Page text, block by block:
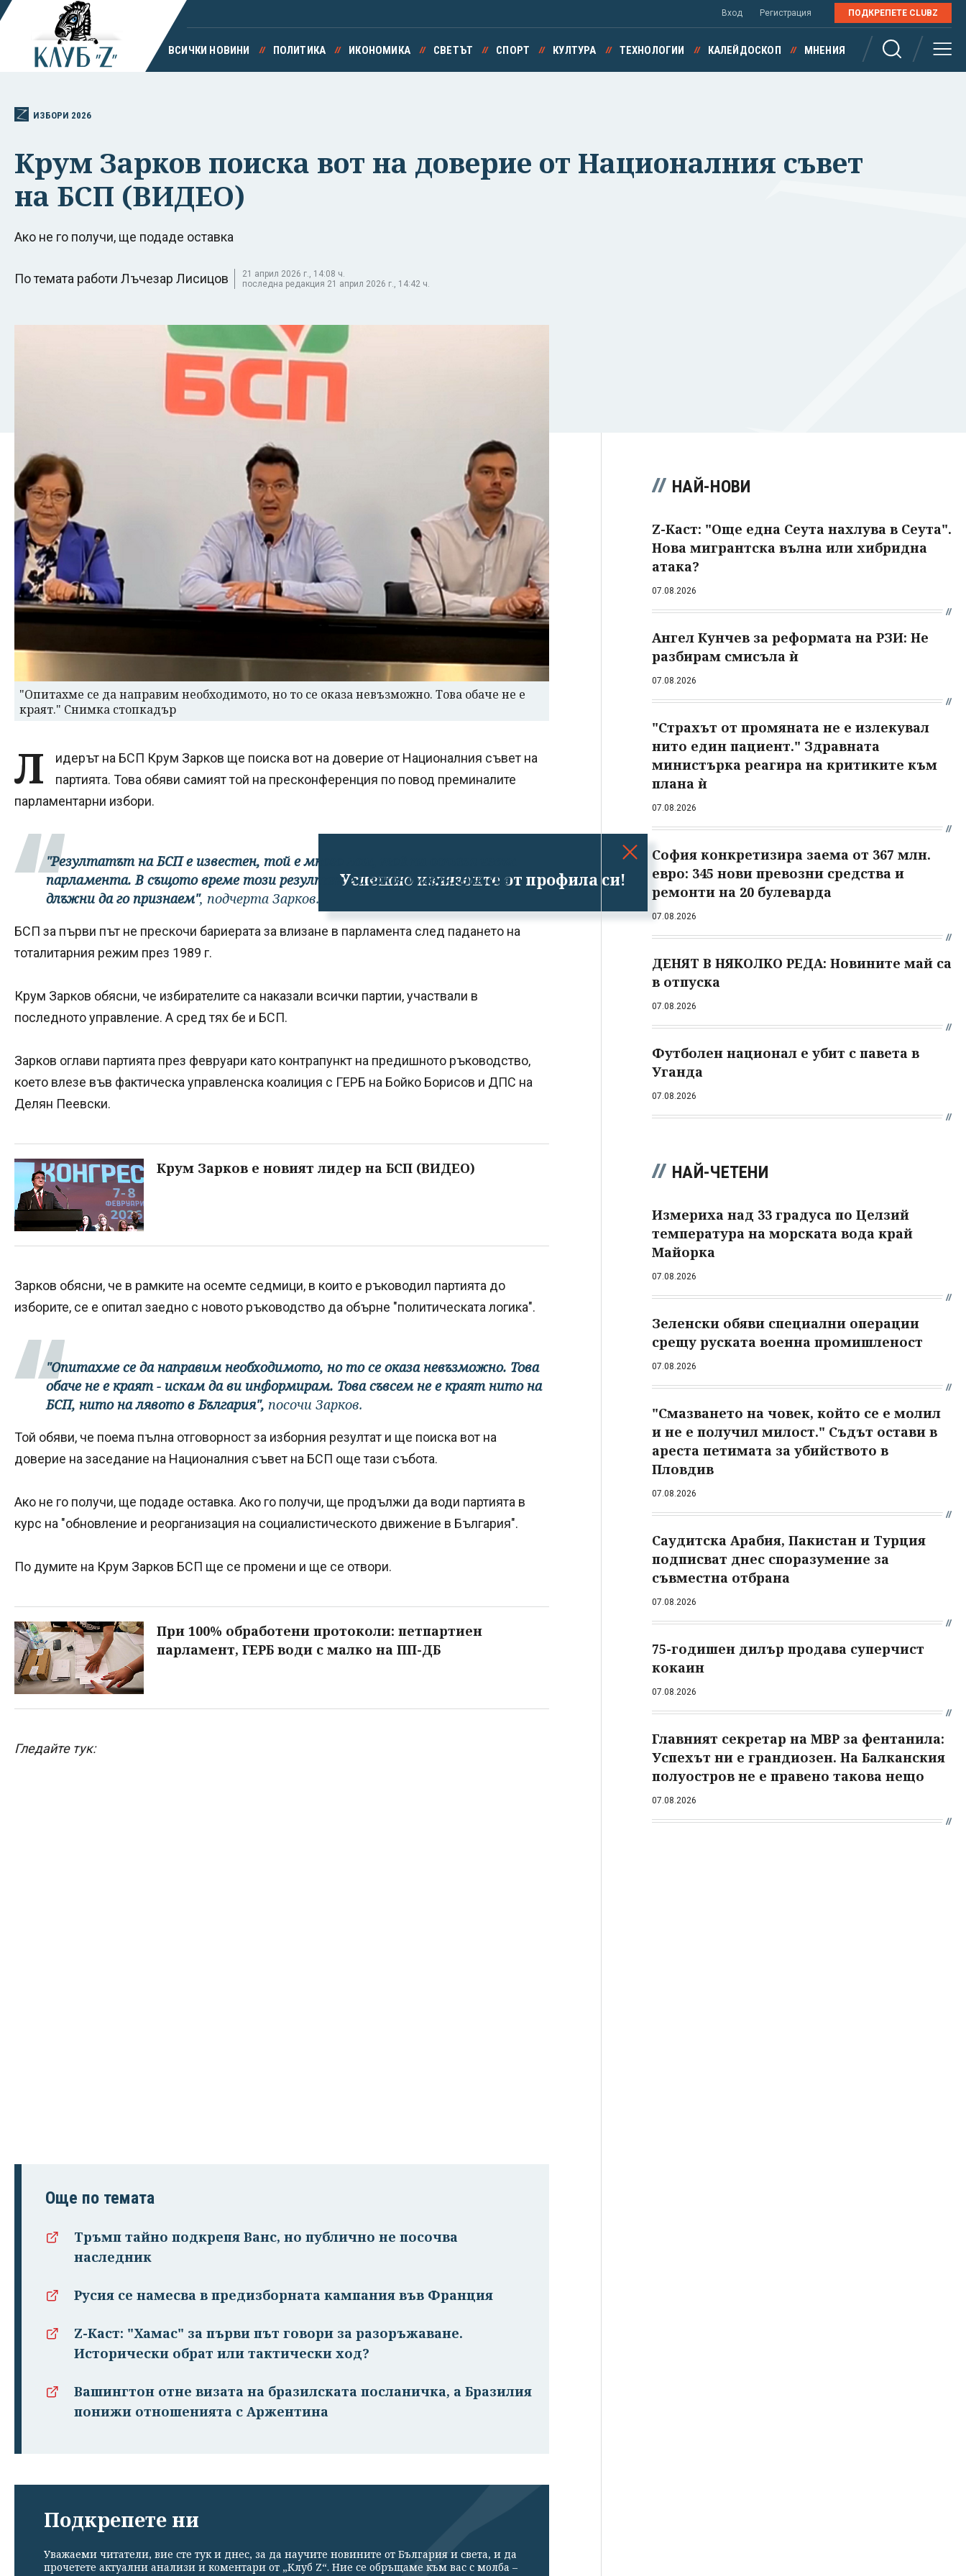
Успешно излязохте от профила си!
Вход Регистрация ПОДКРЕПЕТЕ CLUBZ
ВСИЧКИ НОВИНИ ПОЛИТИКА ИКОНОМИКА СВЕТЪТ СПОРТ КУЛТУРА ТЕХНОЛОГИИ КАЛЕЙДОСКОП МНЕНИЯ
ИЗБОРИ 2026
Крум Зарков поиска вот на доверие от Националния съвет
на БСП (ВИДЕО)
Ако не го получи, ще подаде оставка
По темата работи Лъчезар Лисицов
21 април 2026 г., 14:08 ч.
последна редакция 21 април 2026 г., 14:42 ч.
"Опитахме се да направим необходимото, но то се оказа невъзможно. Това обаче не е
краят." Снимка стопкадър
Л
идерът на БСП Крум Зарков ще поиска вот на доверие от Националния съвет на
партията. Това обяви самият той на пресконференция по повод преминалите
парламентарни избори.
"Резултатът на БСП е известен, той е много лош, той ни оставя извън
парламента. В същото време този резултат е и закономерен. Ние сме
длъжни да го признаем", подчерта Зарков.
БСП за първи път не прескочи бариерата за влизане в парламента след падането на
тоталитарния режим през 1989 г.
Крум Зарков обясни, че избирателите са наказали всички партии, участвали в
последното управление. А сред тях бе и БСП.
Зарков оглави партията през февруари като контрапункт на предишното ръководство,
което влезе във фактическа управленска коалиция с ГЕРБ на Бойко Борисов и ДПС на
Делян Пеевски.
Крум Зарков е новият лидер на БСП (ВИДЕО)
Зарков обясни, че в рамките на осемте седмици, в които е ръководил партията до
изборите, се е опитал заедно с новото ръководство да обърне "политическата логика".
"Опитахме се да направим необходимото, но то се оказа невъзможно. Това
обаче не е краят - искам да ви информирам. Това съвсем не е краят нито на
БСП, нито на лявото в България", посочи Зарков.
Той обяви, че поема пълна отговорност за изборния резултат и ще поиска вот на
доверие на заседание на Националния съвет на БСП още тази събота.
Ако не го получи, ще подаде оставка. Ако го получи, ще продължи да води партията в
курс на "обновление и реорганизация на социалистическото движение в България".
По думите на Крум Зарков БСП ще се промени и ще се отвори.
При 100% обработени протоколи: петпартиен
парламент, ГЕРБ води с малко на ПП-ДБ
Гледайте тук:
Още по темата
Тръмп тайно подкрепя Ванс, но публично не посочва
наследник
Русия се намесва в предизборната кампания във Франция
Z-Каст: "Хамас" за първи път говори за разоръжаване.
Исторически обрат или тактически ход?
Вашингтон отне визата на бразилската посланичка, а Бразилия
понижи отношенията с Аржентина
Подкрепете ни
Уважаеми читатели, вие сте тук и днес, за да научите новините от България и света, и да
прочетете актуални анализи и коментари от „Клуб Z“. Ние се обръщаме към вас с молба –
НАЙ-НОВИ
Z-Каст: "Още една Сеута нахлува в Сеута".
Нова мигрантска вълна или хибридна
атака?
07.08.2026
Ангел Кунчев за реформата на РЗИ: Не
разбирам смисъла ѝ
07.08.2026
"Страхът от промяната не е излекувал
нито един пациент." Здравната
министърка реагира на критиките към
плана ѝ
07.08.2026
София конкретизира заема от 367 млн.
евро: 345 нови превозни средства и
ремонти на 20 булеварда
07.08.2026
ДЕНЯТ В НЯКОЛКО РЕДА: Новините май са
в отпуска
07.08.2026
Футболен национал е убит с павета в
Уганда
07.08.2026
НАЙ-ЧЕТЕНИ
Измериха над 33 градуса по Целзий
температура на морската вода край
Майорка
07.08.2026
Зеленски обяви специални операции
срещу руската военна промишленост
07.08.2026
"Смазването на човек, който се е молил
и не е получил милост." Съдът остави в
ареста петимата за убийството в
Пловдив
07.08.2026
Саудитска Арабия, Пакистан и Турция
подписват днес споразумение за
съвместна отбрана
07.08.2026
75-годишен дилър продава суперчист
кокаин
07.08.2026
Главният секретар на МВР за фентанила:
Успехът ни е грандиозен. На Балканския
полуостров не е правено такова нещо
07.08.2026